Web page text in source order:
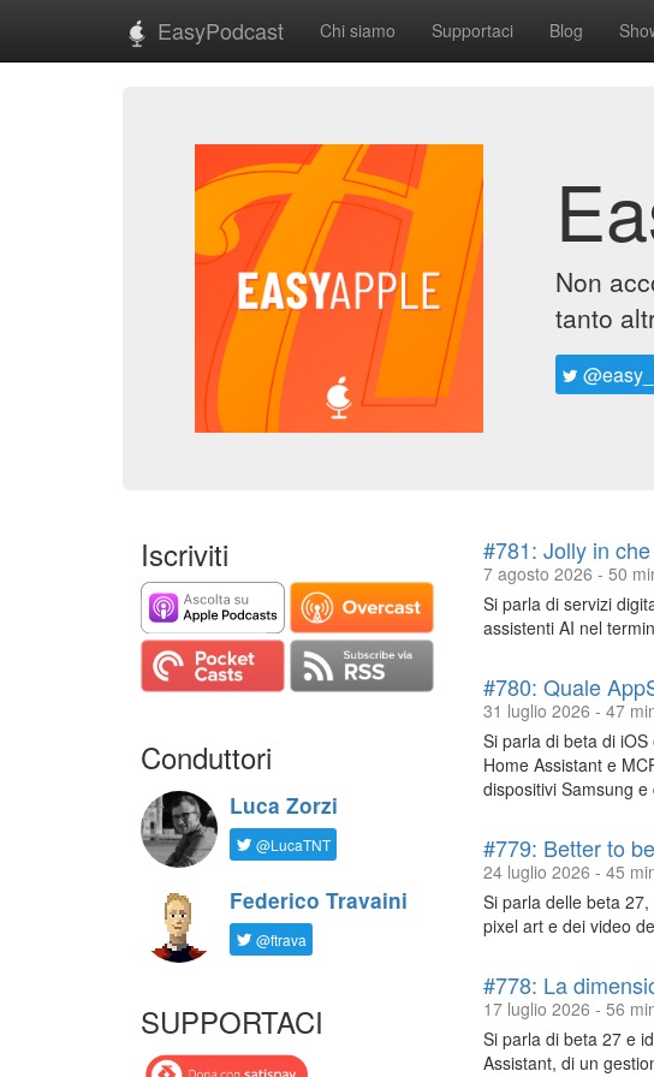
EasyPodcast Chi siamo Supportaci Blog
Non
tanto
Iscriviti
Conduttori
Luca Zorzi
@LucaTNT
Federico Travaini
@ftrava
SUPPORTACI
#781: Jolly in
7 agosto 2026 - 50
Si parla di servizi
assistenti AI nel
#780: Quale
31 luglio 2026 - 47
Si parla di beta di
Home Assistant e
dispositivi Samsung
#779: Better to
24 luglio 2026 - 45
Si parla delle beta
pixel art e dei video
#778: La
17 luglio 2026 - 56
Si parla di beta 27 e
Assistant, di un